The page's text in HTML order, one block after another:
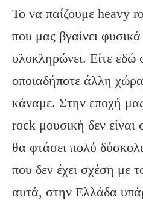
Το να παίζουμε heavy
που μας βγαίνει
ολοκληρώνει. Είτε εδώ
οποιαδήποτε άλλη
κάναμε. Στην εποχή
rock μουσική δεν
θα φτάσει πολύ
που δεν έχει σχέση με
αυτά, στην Ελλάδα